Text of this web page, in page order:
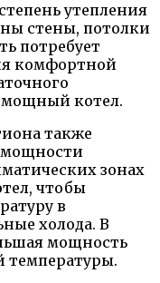
утепления
стены, потолки
потребует
комфортной
мощный котел.
также
мощности
зонах
чтобы
в
холода. В
мощность
температуры.